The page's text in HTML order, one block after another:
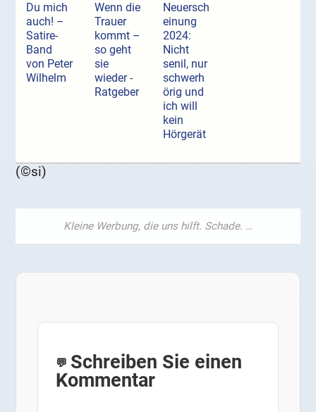
Du mich
auch! –
Satire-
Band
von Peter
Wilhelm
Wenn die
Trauer
kommt –
so geht
sie
wieder -
Ratgeber
Neuersch
einung
2024:
Nicht
senil, nur
schwerh
örig und
ich will
kein
Hörgerät
(©si)
Schreiben Sie einen
Kommentar